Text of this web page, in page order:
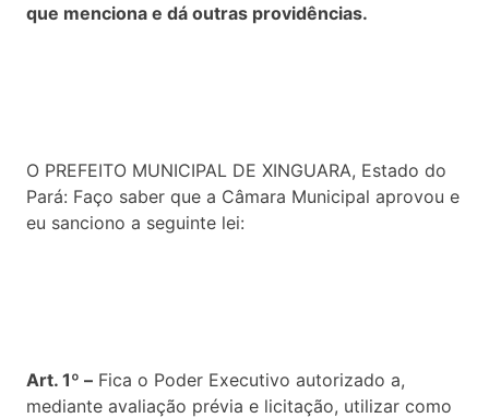
que menciona e dá outras providências.
O PREFEITO MUNICIPAL DE XINGUARA, Estado do
Pará: Faço saber que a Câmara Municipal aprovou e
eu sanciono a seguinte lei:
Art. 1º – Fica o Poder Executivo autorizado a,
mediante avaliação prévia e licitação, utilizar como